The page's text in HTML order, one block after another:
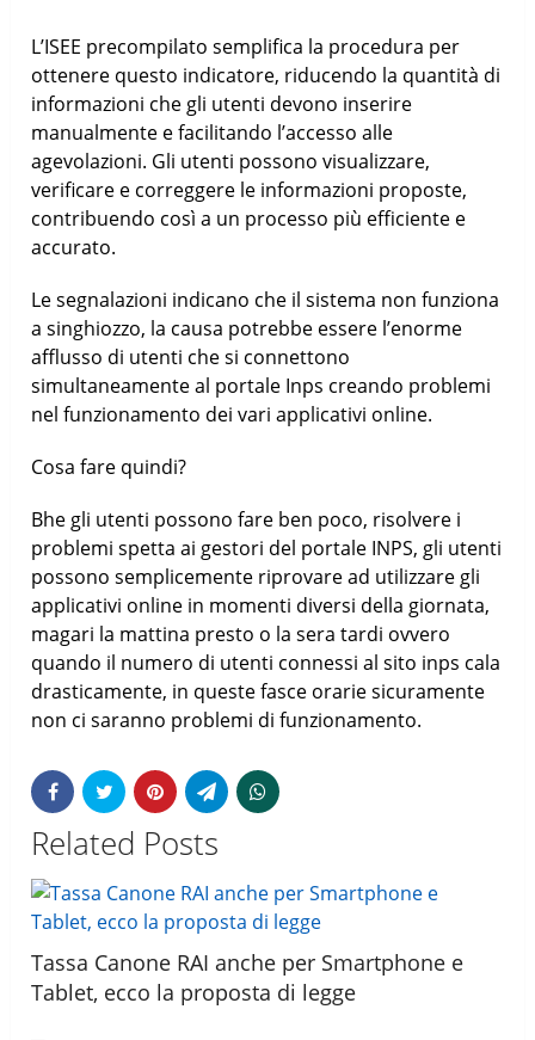
L’ISEE precompilato semplifica la procedura per
ottenere questo indicatore, riducendo la quantità di
informazioni che gli utenti devono inserire
manualmente e facilitando l’accesso alle
agevolazioni. Gli utenti possono visualizzare,
verificare e correggere le informazioni proposte,
contribuendo così a un processo più efficiente e
accurato.
Le segnalazioni indicano che il sistema non funziona
a singhiozzo, la causa potrebbe essere l’enorme
afflusso di utenti che si connettono
simultaneamente al portale Inps creando problemi
nel funzionamento dei vari applicativi online.
Cosa fare quindi?
Bhe gli utenti possono fare ben poco, risolvere i
problemi spetta ai gestori del portale INPS, gli utenti
possono semplicemente riprovare ad utilizzare gli
applicativi online in momenti diversi della giornata,
magari la mattina presto o la sera tardi ovvero
quando il numero di utenti connessi al sito inps cala
drasticamente, in queste fasce orarie sicuramente
non ci saranno problemi di funzionamento.
Related Posts
Tassa Canone RAI anche per Smartphone e
Tablet, ecco la proposta di legge